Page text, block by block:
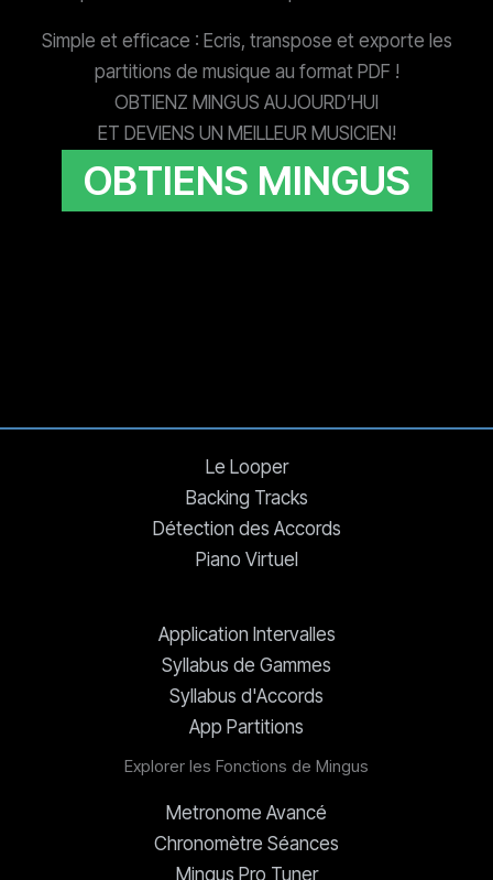
Simple et efficace : Ecris, transpose et exporte les
partitions de musique au format PDF !
OBTIENZ MINGUS AUJOURD’HUI
ET DEVIENS UN MEILLEUR MUSICIEN!
OBTIENS MINGUS
Le Looper
Backing Tracks
Détection des Accords
Piano Virtuel
Application Intervalles
Syllabus de Gammes
Syllabus d'Accords
App Partitions
Explorer les Fonctions de Mingus
Metronome Avancé
Chronomètre Séances
Mingus Pro Tuner